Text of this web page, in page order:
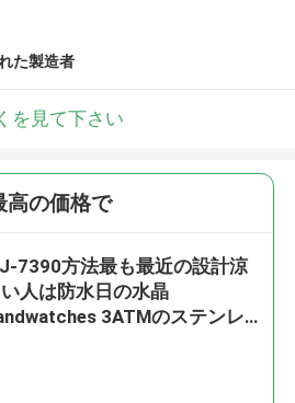
た製造者
を見て下さい
高の価格で
7390方法最も最近の設計涼
い人は防水日の水晶
3ATMのステンレ